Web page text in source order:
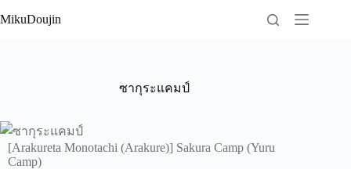
to
MikuDoujin
ซากุระแคมป์
[Arakureta Monotachi (Arakure)] Sakura Camp (Yuru
Camp)